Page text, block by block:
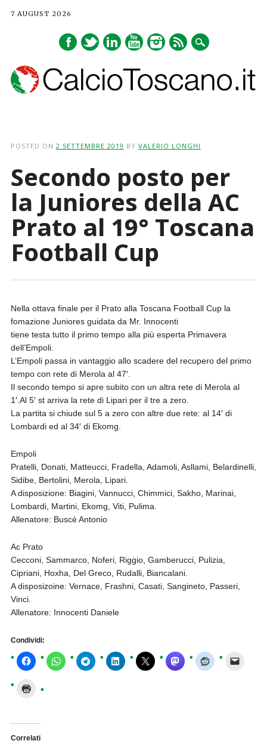
7 AUGUST 2026
POSTED ON 2 SETTEMBRE 2019 BY VALERIO LONGHI
Secondo posto per
la Juniores della AC
Prato al 19° Toscana
Football Cup
Nella ottava finale per il Prato alla Toscana Football Cup la
fomazione Juniores guidata da Mr. Innocenti
tiene testa tutto il primo tempo alla più esperta Primavera
dell’Empoli.
L’Empoli passa in vantaggio allo scadere del recupero del primo
tempo con rete di Merola al 47′.
Il secondo tempo si apre subito con un altra rete di Merola al
1′.Al 5′ st arriva la rete di Lipari per il tre a zero.
La partita si chiude sul 5 a zero con altre due rete: al 14′ di
Lombardi ed al 34′ di Ekomg.
Empoli
Pratelli, Donati, Matteucci, Fradella, Adamoli, Asllami, Belardinelli,
Sidibe, Bertolini, Merola, Lipari.
A disposizione: Biagini, Vannucci, Chimmici, Sakho, Marinai,
Lombardi, Martini, Ekomg, Viti, Pulima.
Allenatore: Buscè Antonio
Ac Prato
Cecconi, Sammarco, Noferi, Riggio, Gamberucci, Pulizia,
Cipriani, Hoxha, Del Greco, Rudalli, Biancalani.
A disposizoine: Vernace, Frashni, Casati, Sangineto, Passeri,
Vinci.
Allenatore: Innocenti Daniele
Condividi:
Correlati